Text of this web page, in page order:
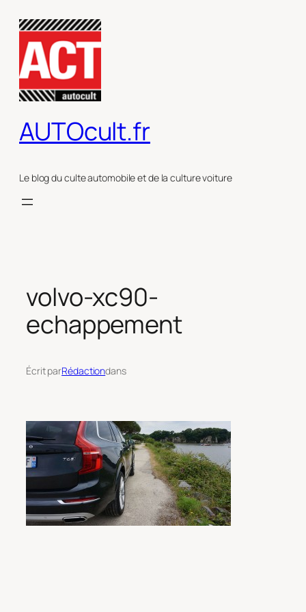
contenu
AUTOcult.fr
Le blog du culte automobile et de la culture voiture
volvo-xc90-
echappement
Écrit parRédactiondans